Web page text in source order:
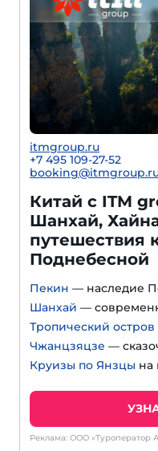
itmgroup.ru
+7 495 109-27-52
Китай с ITM
Шанхай,
путешествия
Поднебесной
Пекин — наследие
Шанхай —
Тропический
Чжанцзяцзе —
Круизы по Янзцы на
Реклама: ООО «Туроператор